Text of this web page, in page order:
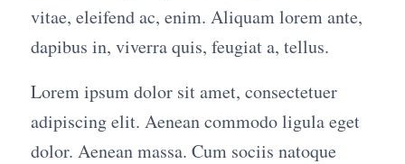
vitae, eleifend ac, enim. Aliquam lorem ante,
dapibus in, viverra quis, feugiat a, tellus.
Lorem ipsum dolor sit amet, consectetuer
adipiscing elit. Aenean commodo ligula eget
dolor. Aenean massa. Cum sociis natoque